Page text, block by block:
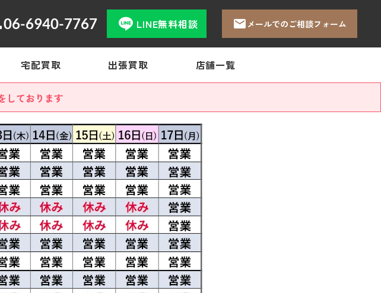
06-6940-7767 LINE無料相談 メールでのご相談フォーム
宅配買取 出張買取 店舗一覧
しております